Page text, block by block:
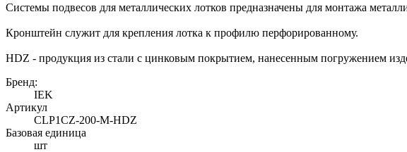
Системы подвесов для металлических лотков предназначены для монтажа
Кронштейн служит для крепления лотка к профилю перфорированному.
HDZ - продукция из стали с цинковым покрытием, нанесенным погружением
Бренд:
IEK
Артикул
CLP1CZ-200-M-HDZ
Базовая единица
шт